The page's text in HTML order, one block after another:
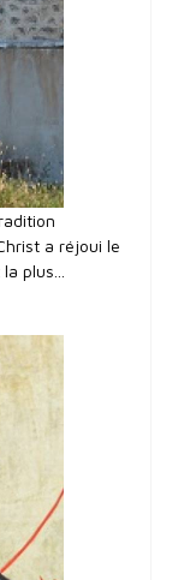
a réjoui le
plus...